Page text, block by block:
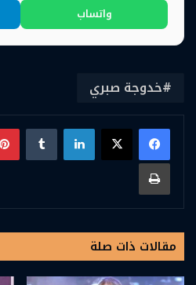
واتساب
خدوجة صبري
لينكدإن
طباعة
مقالات ذات صلة